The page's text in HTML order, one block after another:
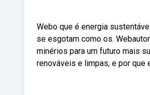
Webo que é energia
se esgotam como os.
minérios para um futuro mais
renováveis e limpas, e por que